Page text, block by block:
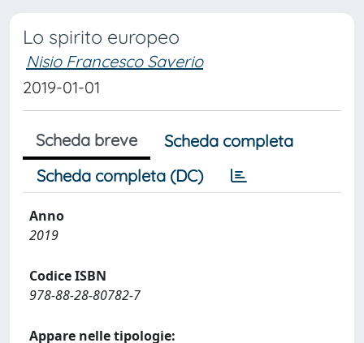
Lo spirito europeo
Nisio Francesco Saverio
2019-01-01
Scheda breve
Scheda completa
Scheda completa (DC)
Anno
2019
Codice ISBN
978-88-28-80782-7
Appare nelle tipologie: